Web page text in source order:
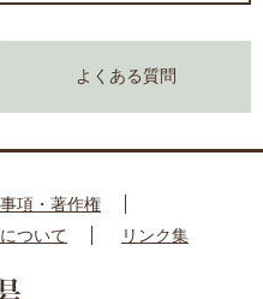
よくある質問
項・著作権
ついて リンク集